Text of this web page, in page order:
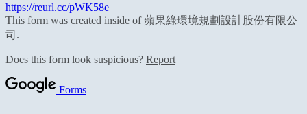
https://reurl.cc/pWK58e
This form was created inside of 蘋果綠環境規劃設計股份有限公
司.
Does this form look suspicious? Report
Forms